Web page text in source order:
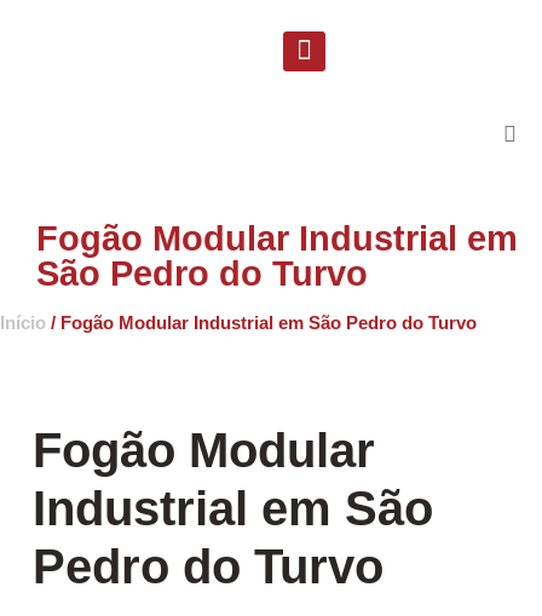
Fogão Modular Industrial em
São Pedro do Turvo
Início / Fogão Modular Industrial em São Pedro do Turvo
Fogão Modular
Industrial em São
Pedro do Turvo